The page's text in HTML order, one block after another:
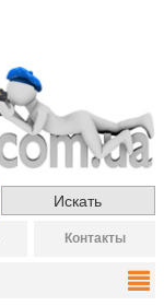
Контакты